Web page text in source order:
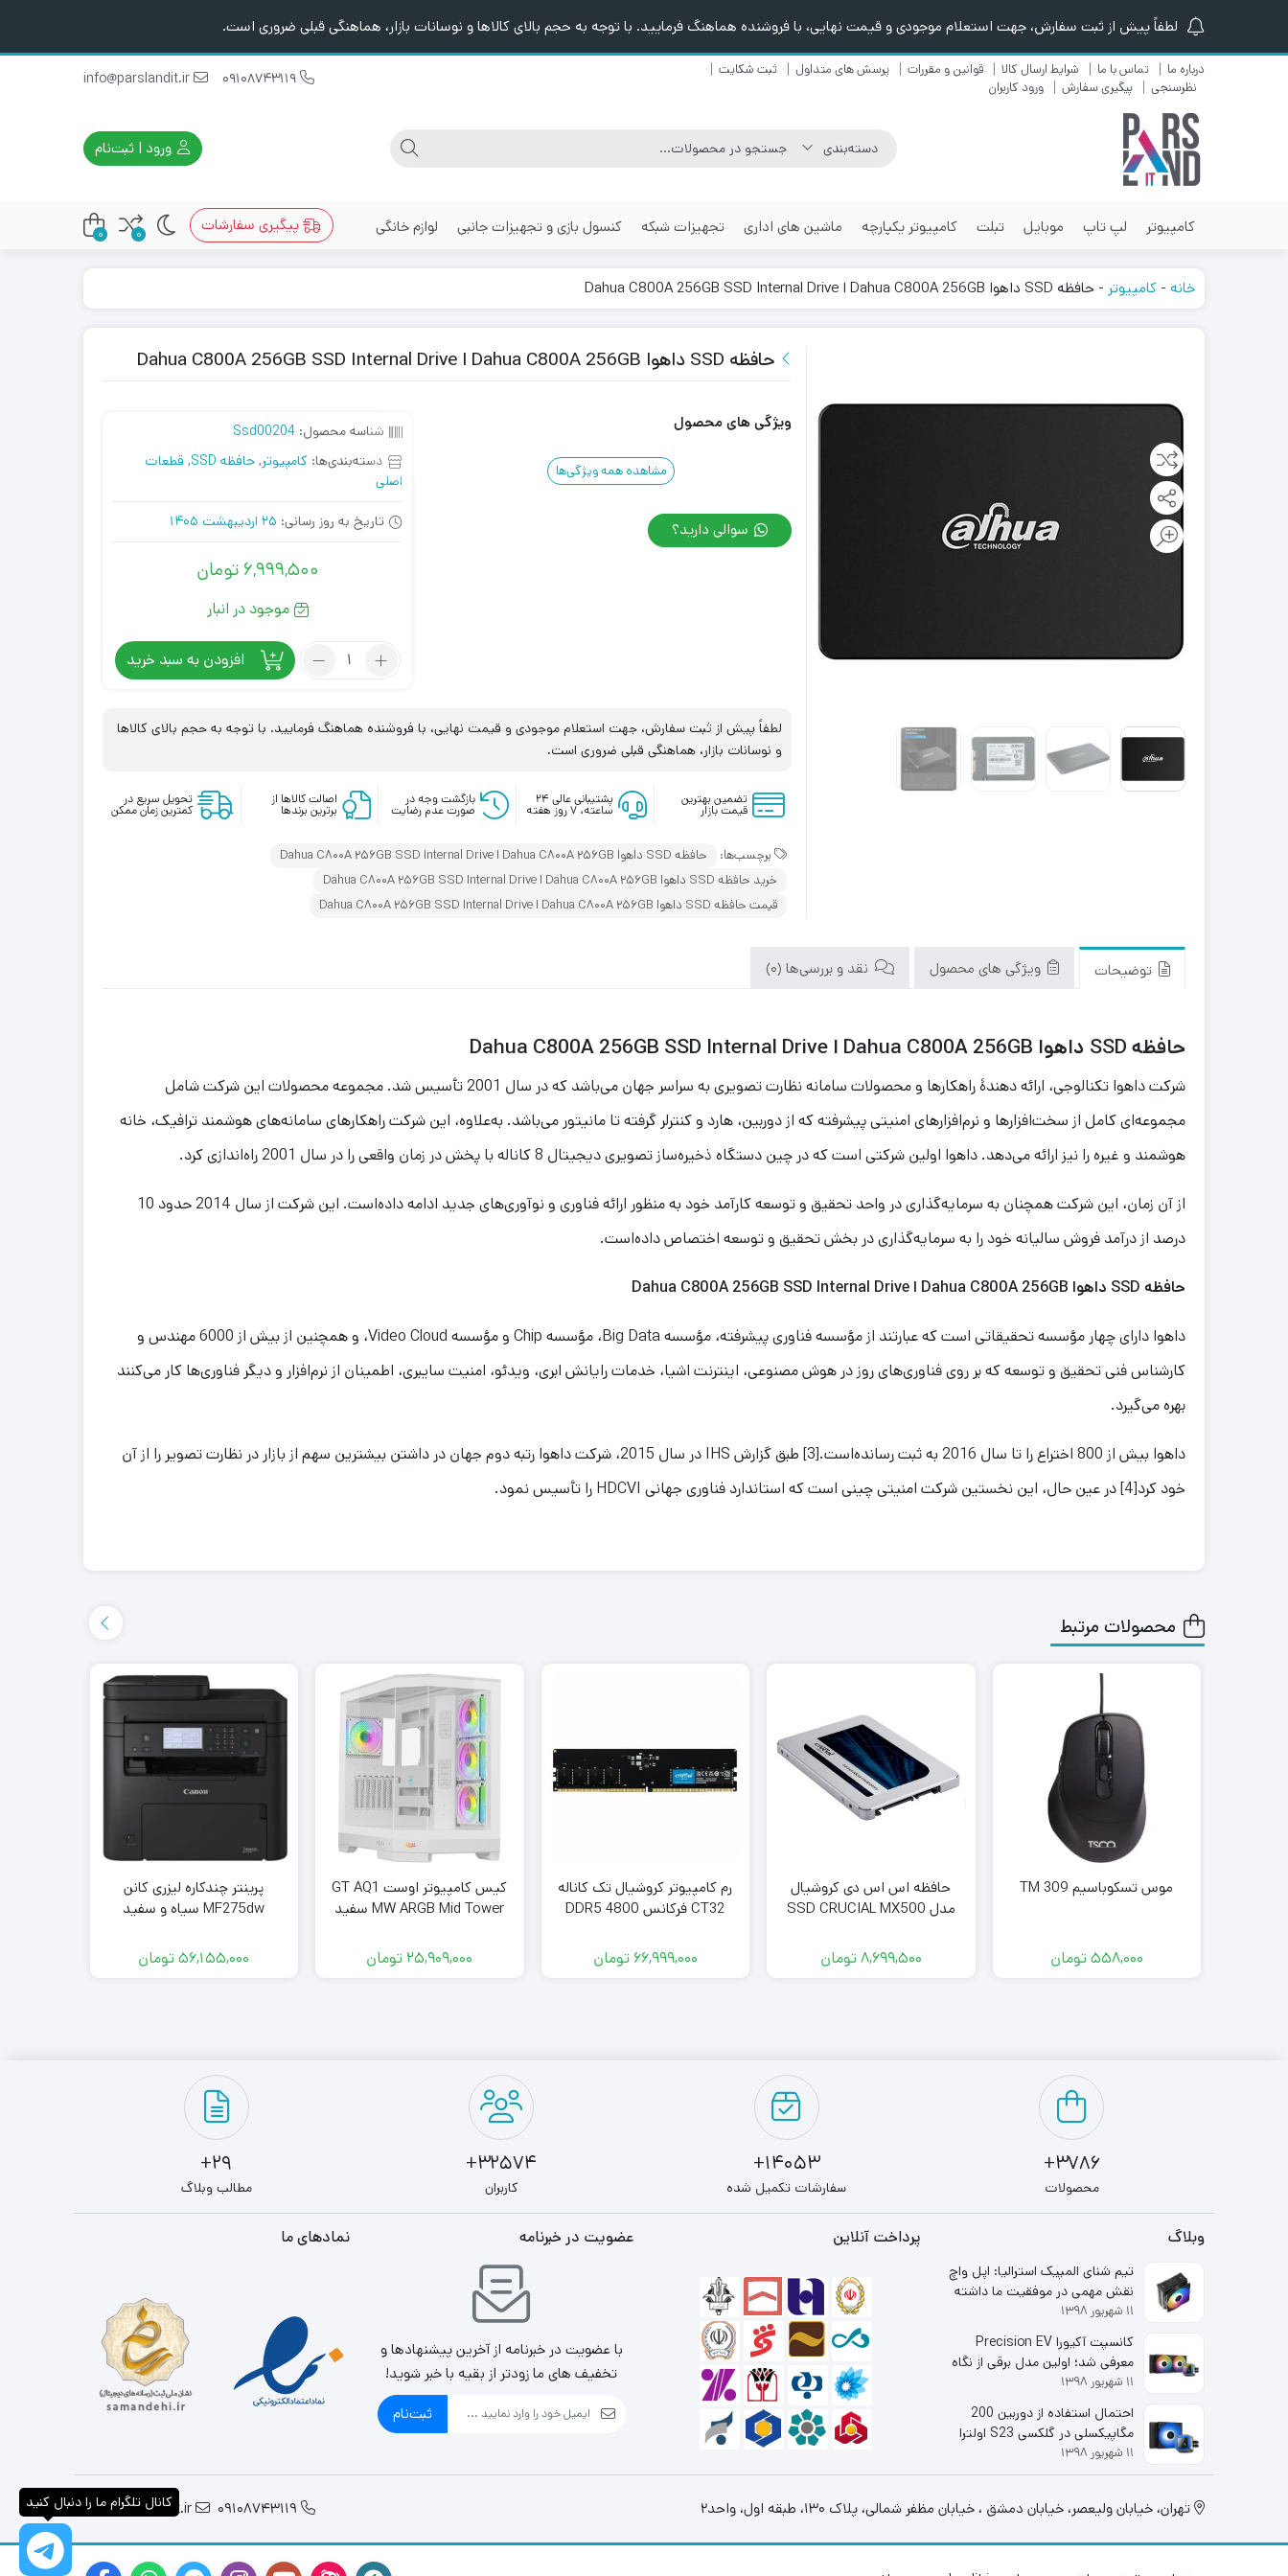
لطفاً پیش از ثبت سفارش، جهت استعلام موجودی و قیمت نهایی، با فروشنده هماهنگ فرمایید. با توجه به حجم بالای کالاها و نوسانات بازار، هماهنگی قبلی ضروری است.
درباره ما تماس با ما شرایط ارسال کالا قوانین و مقررات پرسش های متداول
ثبت شکایت
نظرسنجی
پیگیری سفارش ورود کاربران
ورود | ثبت‌نام
کامپیوتر لپ تاپ موبایل تبلت کامپیوتر یکپارچه ماشین های اداری تجهیزات شبکه کنسول بازی و تجهیزات جانبی لوازم خانگی پیگیری سفارشات 0
0
خانه - کامپیوتر - حافظه SSD داهوا Dahua C800A 256GB ا Dahua C800A 256GB SSD Internal Drive
حافظه SSD داهوا Dahua C800A 256GB ا Dahua C800A 256GB SSD Internal Drive
ویژگی های محصول
مشاهده همه ویژگی‌ها
سوالی دارید؟
شناسه محصول: Ssd00204
دسته‌بندی‌ها: کامپیوتر, حافظه SSD , قطعات
اصلی
تاریخ به روز رسانی: 25 اردیبهشت 1405
6,999,500 تومان
موجود در انبار
تعداد:
داهوا
256GB
ا
C800A
256GB
SSD
افزودن به سبد خرید
لطفاً پیش از ثبت سفارش، جهت استعلام موجودی و قیمت نهایی، با فروشنده هماهنگ فرمایید. با توجه به حجم بالای کالاها
و نوسانات بازار، هماهنگی قبلی ضروری است.
تضمین بهترین
قیمت بازار
پشتیبانی عالی ۲۴
ساعته، ۷ روز هفته
بازگشت وجه در
صورت عدم رضایت
اصالت کالاها از
برترین برندها
تحویل سریع در
کمترین زمان ممکن
برچسب‌ها:
حافظه SSD داهوا Dahua C800A 256GB ا Dahua C800A 256GB SSD Internal Drive
خرید حافظه SSD داهوا Dahua C800A 256GB ا Dahua C800A 256GB SSD Internal Drive
قیمت حافظه SSD داهوا Dahua C800A 256GB ا Dahua C800A 256GB SSD Internal Drive
توضیحات ویژگی های محصول نقد و بررسی‌ها (0)
حافظه SSD داهوا Dahua C800A 256GB ا Dahua C800A 256GB SSD Internal Drive
شرکت داهوا تکنالوجی، ارائه دهندهٔ راهکارها و محصولات سامانه نظارت تصویری به سراسر جهان می‌باشد که در سال 2001 تأسیس شد. مجموعه محصولات این شرکت شامل
مجموعه‌ای کامل از سخت‌افزارها و نرم‌افزارهای امنیتی پیشرفته که از دوربین، هارد و کنترلر گرفته تا مانیتور می‌باشد. به‌علاوه، این شرکت راهکارهای سامانه‌های هوشمند ترافیک، خانه
هوشمند و غیره را نیز ارائه می‌دهد. داهوا اولین شرکتی است که در چین دستگاه ذخیره‌ساز تصویری دیجیتال 8 کاناله با پخش در زمان واقعی را در سال 2001 راه‌اندازی کرد.
از آن زمان، این شرکت همچنان به سرمایه‌گذاری در واحد تحقیق و توسعه کارآمد خود به منظور ارائه فناوری و نوآوری‌های جدید ادامه داده‌است. این شرکت از سال 2014 حدود 10
درصد از درآمد فروش سالیانه خود را به سرمایه‌گذاری در بخش تحقیق و توسعه اختصاص داده‌است.
حافظه SSD داهوا Dahua C800A 256GB ا Dahua C800A 256GB SSD Internal Drive
داهوا دارای چهار مؤسسه تحقیقاتی است که عبارتند از مؤسسه فناوری پیشرفته، مؤسسه Big Data، مؤسسه Chip و مؤسسه Video Cloud، و همچنین از بیش از 6000 مهندس و
کارشناس فنی تحقیق و توسعه که بر روی فناوری‌های روز در هوش مصنوعی، اینترنت اشیا، خدمات رایانش ابری، ویدئو، امنیت سایبری، اطمینان از نرم‌افزار و دیگر فناوری‌ها کار می‌کنند
بهره می‌گیرد.
داهوا بیش از 800 اختراع را تا سال 2016 به ثبت رسانده‌است.[3] طبق گزارش IHS در سال 2015، شرکت داهوا رتبه دوم جهان در داشتن بیشترین سهم از بازار در نظارت تصویر را از آن
خود کرد[4] در عین حال، این نخستین شرکت امنیتی چینی است که استاندارد فناوری جهانی HDCVI را تأسیس نمود.
محصولات مرتبط
موس تسکوباسیم TM 309
558,000تومان
حافظه اس اس دی کروشیال
مدل SSD CRUCIAL MX500
8,699,500تومان
رم کامپیوتر کروشیال تک کاناله
CT32 فرکانس 4800 DDR5
گیگابایت
66,999,000 تومان
کیس کامپیوتر اوست GT AQ1
MW ARGB Mid Tower سفید
25,909,000 تومان
پرینتر چندکاره لیزری کانن
MF275dw سیاه و سفید
56,155,000تومان
3786+
محصولات
14053+
سفارشات تکمیل شده
32574+
کاربران
29+
مطالب وبلاگ
وبلاگ
تیم شنای المپیک استرالیا: اپل واچ
نقش مهمی در موفقیت ما داشته
است
۱۱ شهریور ۱۳۹۸
کانسپت آکیورا Precision EV
معرفی شد؛ اولین مدل برقی از نگاه
شاخه لوکس هوندا
۱۱ شهریور ۱۳۹۸
احتمال استفاده از دوربین 200
مگاپیکسلی در گلکسی S23 اولترا
قوت گرفت
۱۱ شهریور ۱۳۹۸
پرداخت آنلاین عضویت در خبرنامه
با عضویت در خبرنامه از آخرین پیشنهادها و
تخفیف های ما زودتر از بقیه با خبر شوید!
ثبت‌نام
نمادهای ما
تهران، خيابان وليعصر، خیابان دمشق ، خیابان مظفر شمالی، پلاک 130، طبقه اول، واحد2 09108743119
info@parslandit.ir
کانال تلگرام ما را دنبال کنید